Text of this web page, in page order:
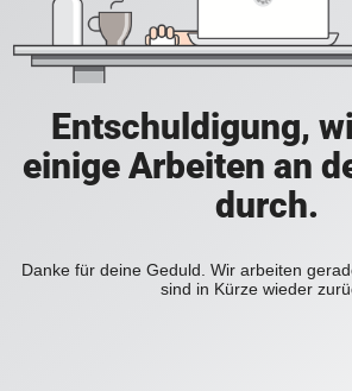
Entschuldigung,
einige Arbeiten an
durch.
Danke für deine Geduld. Wir arbeiten
sind in Kürze wieder